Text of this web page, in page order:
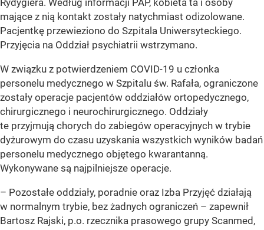
Rydygiera. Według informacji PAP, kobieta ta i osoby
mające z nią kontakt zostały natychmiast odizolowane.
Pacjentkę przewieziono do Szpitala Uniwersyteckiego.
Przyjęcia na Oddział psychiatrii wstrzymano.
W związku z potwierdzeniem COVID-19 u członka
personelu medycznego w Szpitalu św. Rafała, ograniczone
zostały operacje pacjentów oddziałów ortopedycznego,
chirurgicznego i neurochirurgicznego. Oddziały
te przyjmują chorych do zabiegów operacyjnych w trybie
dyżurowym do czasu uzyskania wszystkich wyników badań
personelu medycznego objętego kwarantanną.
Wykonywane są najpilniejsze operacje.
– Pozostałe oddziały, poradnie oraz Izba Przyjęć działają
w normalnym trybie, bez żadnych ograniczeń – zapewnił
Bartosz Rajski, p.o. rzecznika prasowego grupy Scanmed,